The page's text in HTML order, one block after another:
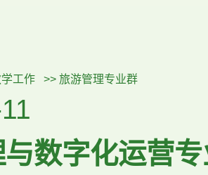
工作 >> 旅游管理专业群
数字化运营